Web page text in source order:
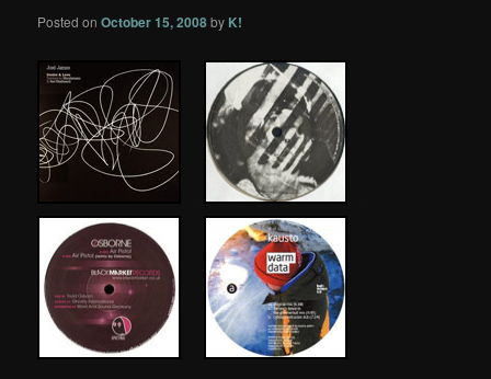
Posted onOctober 15, 2008by K!